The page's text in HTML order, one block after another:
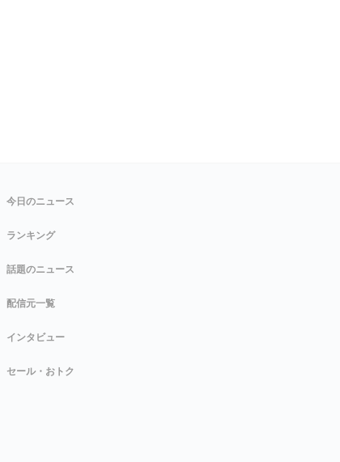
今日のニュース
ランキング
話題のニュース
配信元一覧
インタビュー
セール・おトク